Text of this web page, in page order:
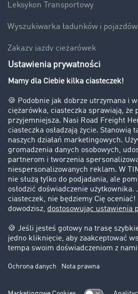
Leksykon Transportowy
Wyszukiwarka ładunków i pojazdów
Zakazy jazdy ciężarówek
Bezpieczeństwo
Firma
Historie sukcesu
Klienci pozyskują nowych klientów
Informacje prawne
Impressum
OWU
Ochrona danych
Ustawienia plików cookies